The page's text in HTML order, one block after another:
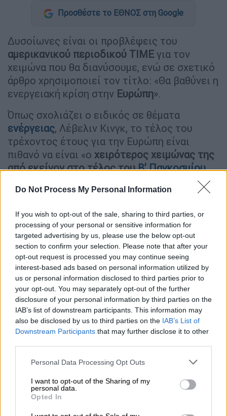
Do Not Process My Personal Information
If you wish to opt-out of the sale, sharing to third parties, or
processing of your personal or sensitive information for
targeted advertising by us, please use the below opt-out
section to confirm your selection. Please note that after your
opt-out request is processed you may continue seeing
interest-based ads based on personal information utilized by
us or personal information disclosed to third parties prior to
your opt-out. You may separately opt-out of the further
disclosure of your personal information by third parties on the
IAB’s list of downstream participants. This information may
also be disclosed by us to third parties on the IAB’s List of
Downstream Participants that may further disclose it to other
Please note that this website/app uses one or more Google
not limited to your visit or usage behaviour. You may click to
grant or deny consent to Google and its third-party tags to
use your data for below specified purposes in below Google
consent section.
Personal Data Processing Opt Outs
I want to opt-out of the Sharing of my
personal data.
Opted In
Προσθέστε το ΕΘΝΟΣ στη Google
Δυσοίωνες είναι οι προβλέψεις του
αμερικανικού περιοδικού TIME για τον
χειμώνα που θα διανύσουμε, ενώ σε σχετικό
άρθρο χρησιμοποιεί τον τίτλο: «Θα βαθύνει η
ενεργειακή κρίση στην Ευρώπη».
Όπως σχολιάζει ο ειδικός σε θέματα
ενέργειας, Λέβελιν Κινγκ, το τέλος του
τρέχοντος έτους για την Ευρώπη είναι
πιθανό να είναι «ο χειρότερος χειμώνας της
από εκείνον στο τέλος τουΒ’ Παγκοσμίου
και τοΔιεθνές Νομισματικό Ταμείο,
θεωρούν πλέον την πλήρη παύση των
ρωσικών εξαγωγών φυσικού αερίουπρος
την Ευρώπη ένα πιθανό σενάριο. Έτσι δεν
απέχει πολύ από την πραγματικότητα το
σενάριο κάποιοι πολίτες να μην έχουν
καθόλου θέρμανση,ενώ κάποιοι άλλοι θα
πρέπει να επιλέξουν μεταξύ ζεστασιάς και
φαγητού.
μέσα Αυγούστου, μια αύξηση 610% σε σχέση
με την ίδια περίοδο πέρυσι, όπως μετρήθηκε
από την ολλανδική αγορά TTF. Σε αυτή την